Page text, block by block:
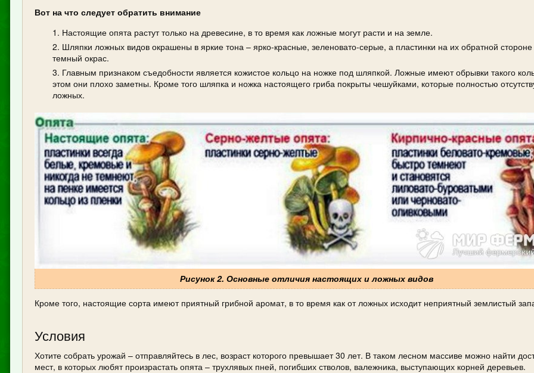
Вот на что следует обратить внимание
Настоящие опята растут только на древесине, в то время как ложные могут расти и на земле.
Шляпки ложных видов окрашены в яркие тона – ярко-красные, зеленовато-серые, а пластинки на их обратной
темный окрас.
Главным признаком съедобности является кожистое кольцо на ножке под шляпкой. Ложные имеют обрывки такого
этом они плохо заметны. Кроме того шляпка и ножка настоящего гриба покрыты чешуйками, которые полностью
ложных.
Рисунок 2. Основные отличия настоящих и ложных видов
Кроме того, настоящие сорта имеют приятный грибной аромат, в то время как от ложных исходит неприятный землистый
Условия
Хотите собрать урожай – отправляйтесь в лес, возраст которого превышает 30 лет. В таком лесном массиве можно найти
мест, в которых любят произрастать опята – трухлявых пней, погибших стволов, валежника, выступающих корней деревьев.